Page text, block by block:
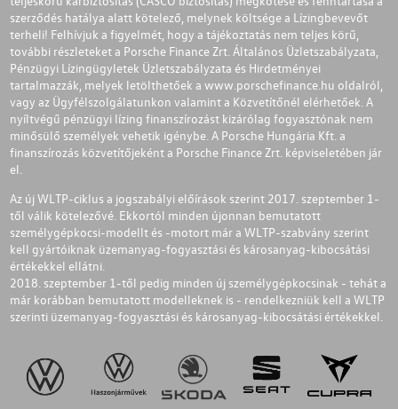
szerződés hatálya alatt kötelező, melynek költsége a Lízingbevevőt
terheli! Felhívjuk a figyelmét, hogy a tájékoztatás nem teljes körű,
további részleteket a Porsche Finance Zrt. Általános Üzletszabályzata,
Pénzügyi Lízingügyletek Üzletszabályzata és Hirdetményei
tartalmazzák, melyek letölthetőek a www.porschefinance.hu oldalról,
vagy az Ügyfélszolgálatunkon valamint a Közvetítőnél elérhetőek. A
nyíltvégű pénzügyi lízing finanszírozást kizárólag fogyasztónak nem
minősülő személyek vehetik igénybe. A Porsche Hungária Kft. a
finanszírozás közvetítőjeként a Porsche Finance Zrt. képviseletében jár
el.
Az új WLTP-ciklus a jogszabályi előírások szerint 2017. szeptember 1-
től válik kötelezővé. Ekkortól minden újonnan bemutatott
személygépkocsi-modellt és -motort már a WLTP-szabvány szerint
kell gyártóiknak üzemanyag-fogyasztási és károsanyag-kibocsátási
értékekkel ellátni.
2018. szeptember 1-től pedig minden új személygépkocsinak - tehát a
már korábban bemutatott modelleknek is - rendelkezniük kell a WLTP
szerinti üzemanyag-fogyasztási és károsanyag-kibocsátási értékekkel.